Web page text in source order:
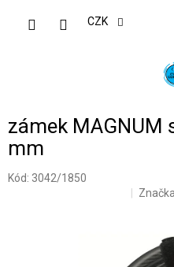
CZK
zámek MAGNUM
mm
Kód: 3042/1850